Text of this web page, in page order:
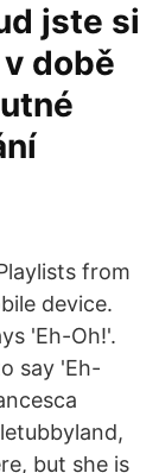
jste si
době
from
device.
'Eh-Oh!'.
say 'Eh-
but she is